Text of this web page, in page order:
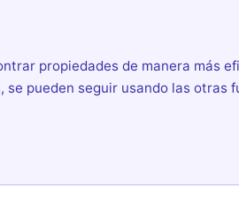
propiedades de manera más
, se pueden seguir usando las otras